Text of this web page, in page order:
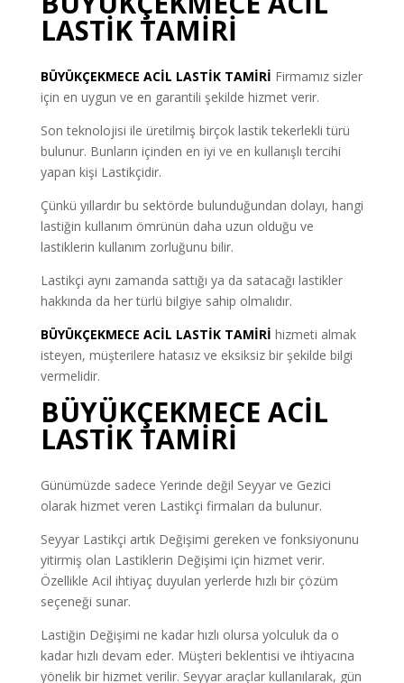
LASTİK TAMİRİ
BÜYÜKÇEKMECE ACİL LASTİK TAMİRİ Firmamız sizler
için en uygun ve en garantili şekilde hizmet verir.
Son teknolojisi ile üretilmiş birçok lastik tekerlekli türü
bulunur. Bunların içinden en iyi ve en kullanışlı tercihi
yapan kişi Lastikçidir.
Çünkü yıllardır bu sektörde bulunduğundan dolayı, hangi
lastiğin kullanım ömrünün daha uzun olduğu ve
lastiklerin kullanım zorluğunu bilir.
Lastikçi aynı zamanda sattığı ya da satacağı lastikler
hakkında da her türlü bilgiye sahip olmalıdır.
BÜYÜKÇEKMECE ACİL LASTİK TAMİRİ hizmeti almak
isteyen, müşterilere hatasız ve eksiksiz bir şekilde bilgi
vermelidir.
BÜYÜKÇEKMECE ACİL
LASTİK TAMİRİ
Günümüzde sadece Yerinde değil Seyyar ve Gezici
olarak hizmet veren Lastikçi firmaları da bulunur.
Seyyar Lastikçi artık Değişimi gereken ve fonksiyonunu
yitirmiş olan Lastiklerin Değişimi için hizmet verir.
Özellikle Acil ihtiyaç duyulan yerlerde hızlı bir çözüm
seçeneği sunar.
Lastiğin Değişimi ne kadar hızlı olursa yolculuk da o
kadar hızlı devam eder. Müşteri beklentisi ve ihtiyacına
yönelik bir hizmet verilir. Seyyar araçlar kullanılarak, gün